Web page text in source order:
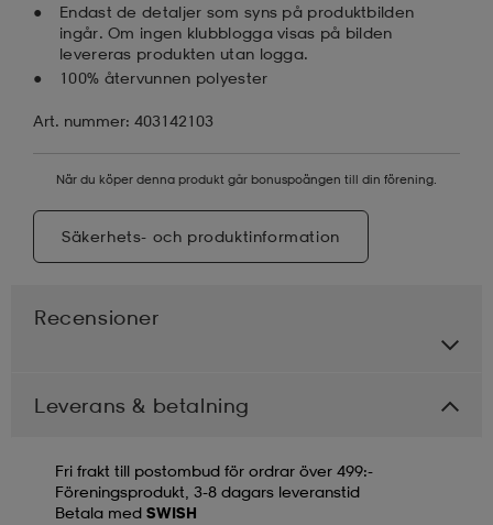
Endast de detaljer som syns på produktbilden
ingår. Om ingen klubblogga visas på bilden
levereras produkten utan logga.
100% återvunnen polyester
Art. nummer: 403142103
När du köper denna produkt går bonuspoängen till din förening.
Säkerhets- och produktinformation
Recensioner
Leverans & betalning
Fri frakt till postombud för ordrar över 499:-
Föreningsprodukt, 3-8 dagars leveranstid
Betala med SWISH